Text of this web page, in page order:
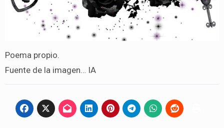
Poema propio.
Fuente de la imagen… IA